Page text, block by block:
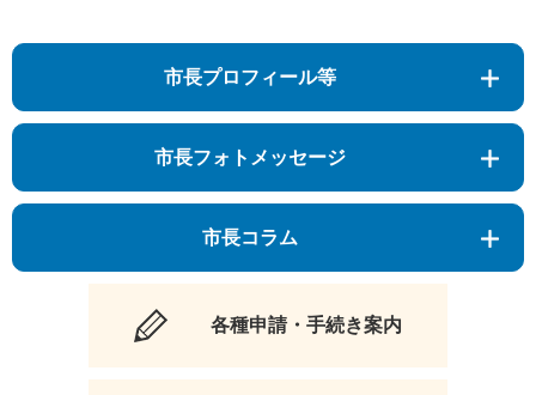
市長プロフィール等
市長フォトメッセージ
市長コラム
各種申請・手続き案内